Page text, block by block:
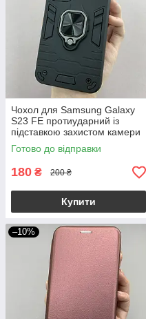
Чохол для Samsung Galaxy
S23 FE протиударний із
підставкою захистом камери
на самсунг с23 фе чорний
q4l
Готово до відправки
180 ₴ 200 ₴
Купити
–10%